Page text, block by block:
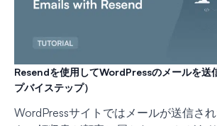
Resendを使用してWordPressのメールを送
プバイステップ）
WordPressサイトではメールが送信さ